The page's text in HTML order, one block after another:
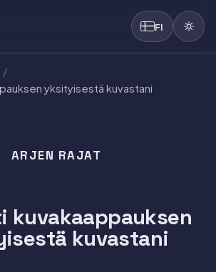
FI
/
yksityisestä kuvastani
ARJEN RAJAT
kuvakaappauksen
kuvastani